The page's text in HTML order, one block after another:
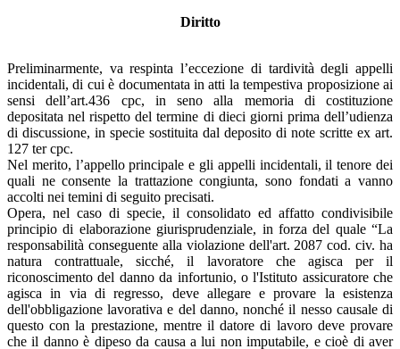
Diritto
Preliminarmente, va respinta l’eccezione di tardività degli appelli
incidentali, di cui è documentata in atti la tempestiva proposizione ai
sensi dell’art.436 cpc, in seno alla memoria di costituzione
depositata nel rispetto del termine di dieci giorni prima dell’udienza
di discussione, in specie sostituita dal deposito di note scritte ex art.
127 ter cpc.
Nel merito, l’appello principale e gli appelli incidentali, il tenore dei
quali ne consente la trattazione congiunta, sono fondati a vanno
accolti nei temini di seguito precisati.
Opera, nel caso di specie, il consolidato ed affatto condivisibile
principio di elaborazione giurisprudenziale, in forza del quale “La
responsabilità conseguente alla violazione dell'art. 2087 cod. civ. ha
natura contrattuale, sicché, il lavoratore che agisca per il
riconoscimento del danno da infortunio, o l'Istituto assicuratore che
agisca in via di regresso, deve allegare e provare la esistenza
dell'obbligazione lavorativa e del danno, nonché il nesso causale di
questo con la prestazione, mentre il datore di lavoro deve provare
che il danno è dipeso da causa a lui non imputabile, e cioè di aver